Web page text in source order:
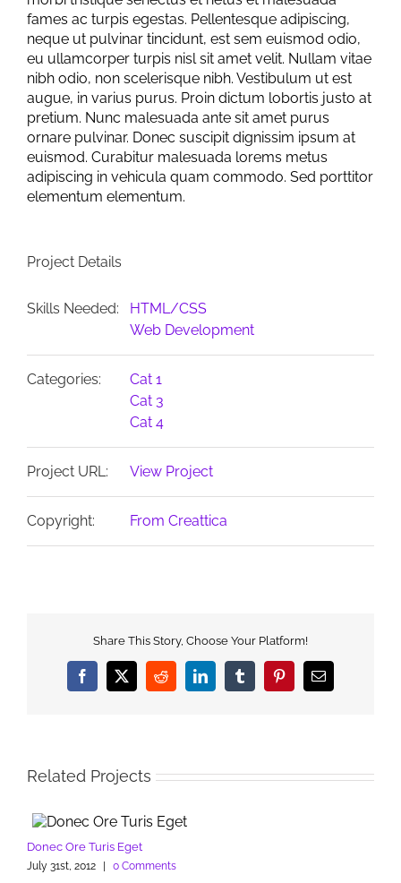
fames ac turpis egestas. Pellentesque adipiscing,
neque ut pulvinar tincidunt, est sem euismod odio,
eu ullamcorper turpis nisl sit amet velit. Nullam vitae
nibh odio, non scelerisque nibh. Vestibulum ut est
augue, in varius purus. Proin dictum lobortis justo at
pretium. Nunc malesuada ante sit amet purus
ornare pulvinar. Donec suscipit dignissim ipsum at
euismod. Curabitur malesuada lorems metus
adipiscing in vehicula quam commodo. Sed porttitor
elementum elementum.
Project Details
Skills Needed:
HTML/CSS
Web Development
Categories:
Cat 1
Cat 3
Cat 4
Project URL: View Project
Copyright: From Creattica
Share This Story, Choose Your Platform!
Facebook
X RedditLinkedInTumblrPinterestEmail
Related Projects
Donec Ore Turis Eget
July 31st, 2012 | 0 Comments